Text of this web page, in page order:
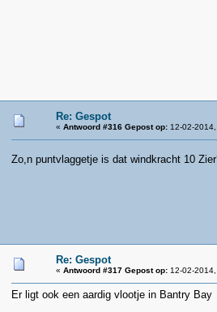
Re: Gespot
« Antwoord #316 Gepost op: 12-02-
Zo,n puntvlaggetje is dat windkracht 10
Re: Gespot
« Antwoord #317 Gepost op: 12-02-
Er ligt ook een aardig vlootje in Bantry Bay